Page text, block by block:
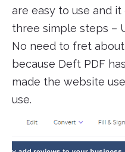
are easy to use and
three simple steps –
No need to fret
because Deft PDF
made the website
use.